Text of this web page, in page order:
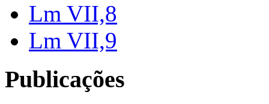
Lm VII,8
Lm VII,9
Publicações